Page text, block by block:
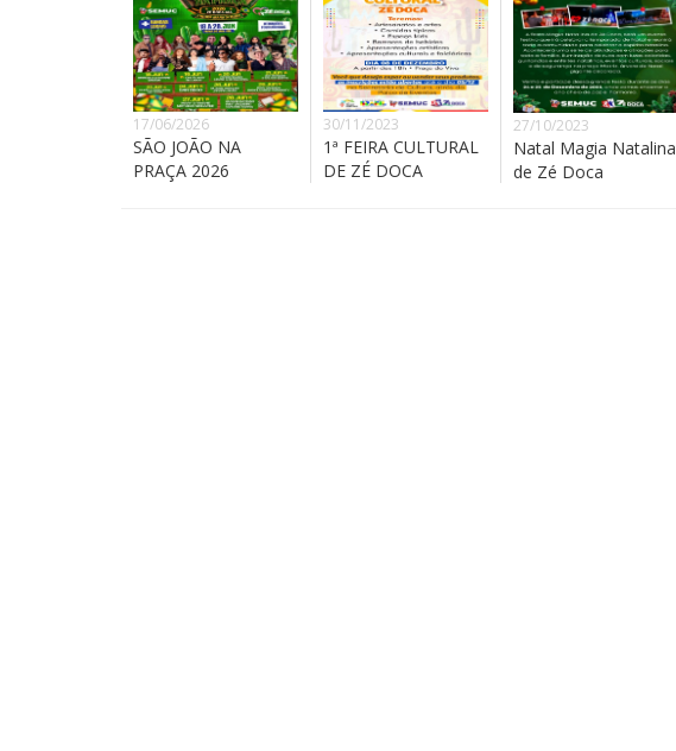
17/06/2026
SÃO JOÃO NA
PRAÇA 2026
30/11/2023
1ª FEIRA CULTURAL
DE ZÉ DOCA
27/10/2023
Natal Magia Natalina
de Zé Doca